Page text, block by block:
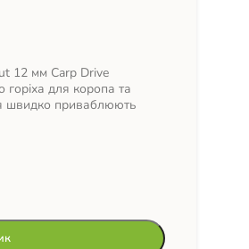
12 мм Carp Drive
горіха для коропа та
швидко приваблюють